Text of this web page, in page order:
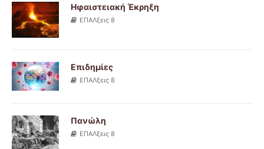
Ηφαιστειακή Έκρηξη
ΕΠΑΛξεις 8
Επιδημίες
ΕΠΑΛξεις 8
Πανώλη
ΕΠΑΛξεις 8